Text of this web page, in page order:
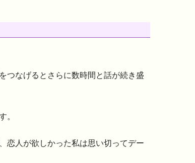
つなげるとさらに数時間と話が続き盛
。
恋人が欲しかった私は思い切ってデー